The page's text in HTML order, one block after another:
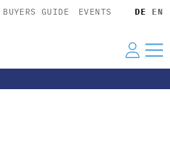
BUYERS GUIDE EVENTS DE EN